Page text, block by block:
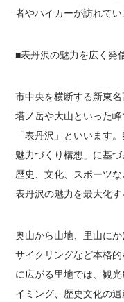
者やハイカーが訪れてい
■表丹沢の魅力を広く発
市中央を横断する新東
塔ノ岳や大山といった
「表丹沢」といいます
魅力づくり構想」に基
歴史、文化、スポーツ
表丹沢の魅力を最大化す
奥山から山地、里山に
サイクリングなど本格
に広がる里地では、観
イミング、歴史文化の